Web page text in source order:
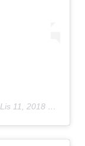
Lis 11, 2018 o 1:34 PST